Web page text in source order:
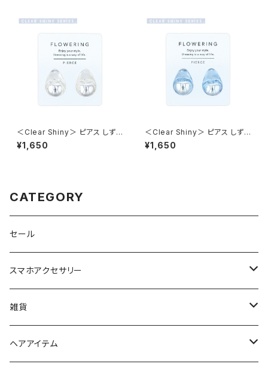
＜Clear Shiny＞ ピアス しずく
×クリアメタル AAP1992-CR
（クリア）
¥1,650
＜Clear Shiny＞ ピアス しずく
×クリアメタル AAP1992-BL
（ブルー）
¥1,650
CATEGORY
セール
スマホアクセサリー
iPhoneケース
スマホリング＆グリップ
雑貨
ポーチ
ヘアアイテム